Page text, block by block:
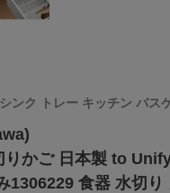
ンク トレー キッチン バス
りかご 日本製 to
1306229 食器 水切り